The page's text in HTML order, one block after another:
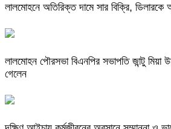
লালমোহনে অতিরিক্ত দামে সার বিক্রি, ডিলারকে
লালমোহন পৌরসভা বিএনপির সভাপতি জান্টু মিয়া
গেলেন